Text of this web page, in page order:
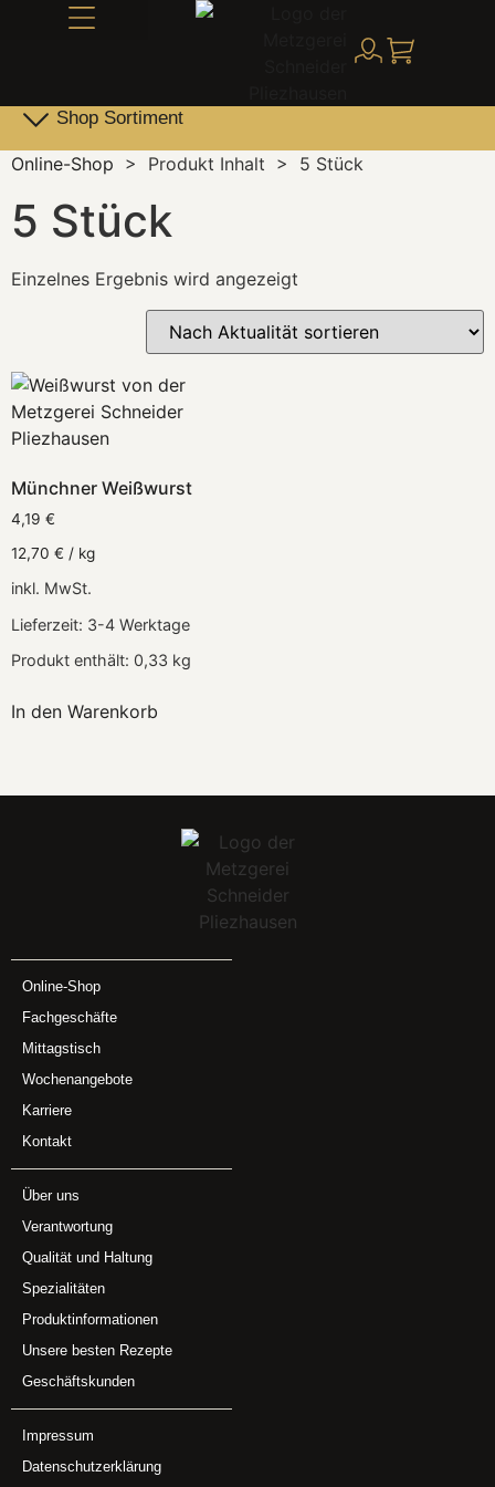
Shop Sortiment
Online-Shop > Produkt Inhalt > 5 Stück
5 Stück
Einzelnes Ergebnis wird angezeigt
Münchner Weißwurst
4,19 €
12,70 € / kg
inkl. MwSt.
Lieferzeit: 3-4 Werktage
Produkt enthält: 0,33 kg
In den Warenkorb
Online-Shop
Fachgeschäfte
Mittagstisch
Wochenangebote
Karriere
Kontakt
Über uns
Verantwortung
Qualität und Haltung
Spezialitäten
Produktinformationen
Unsere besten Rezepte
Geschäftskunden
Impressum
Datenschutzerklärung